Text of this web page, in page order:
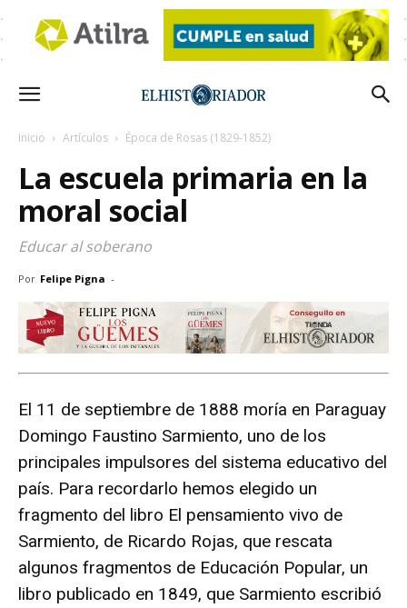
Inicio Artículos Época de Rosas (1829-1852)
La escuela primaria en la
moral social
Educar al soberano
Por Felipe Pigna -
El 11 de septiembre de 1888 moría en Paraguay
Domingo Faustino Sarmiento, uno de los
principales impulsores del sistema educativo del
país. Para recordarlo hemos elegido un
fragmento del libro El pensamiento vivo de
Sarmiento, de Ricardo Rojas, que rescata
algunos fragmentos de Educación Popular, un
libro publicado en 1849, que Sarmiento escribió